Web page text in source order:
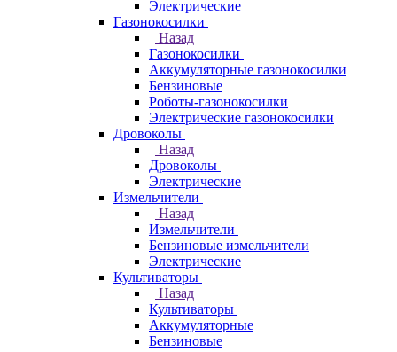
Электрические
Газонокосилки
Назад
Газонокосилки
Аккумуляторные газонокосилки
Бензиновые
Роботы-газонокосилки
Электрические газонокосилки
Дровоколы
Назад
Дровоколы
Электрические
Измельчители
Назад
Измельчители
Бензиновые измельчители
Электрические
Культиваторы
Назад
Культиваторы
Аккумуляторные
Бензиновые